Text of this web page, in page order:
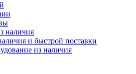
и быстрой поставки